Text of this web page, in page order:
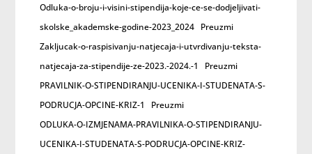
Odluka-o-broju-i-visini-stipendija-koje-ce-se-dodjeljivati-
skolske_akademske-godine-2023_2024 Preuzmi
Zakljucak-o-raspisivanju-natjecaja-i-utvrdivanju-teksta-
natjecaja-za-stipendije-ze-2023.-2024.-1
Preuzmi
PRAVILNIK-O-STIPENDIRANJU-UCENIKA-I-STUDENATA-S-
PODRUCJA-OPCINE-KRIZ-1
Preuzmi
ODLUKA-O-IZMJENAMA-PRAVILNIKA-O-STIPENDIRANJU-
UCENIKA-I-STUDENATA-S-PODRUCJA-OPCINE-KRIZ-